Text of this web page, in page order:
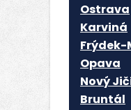
Ostrava
Karviná
Frýdek-
Opava
Nový
Bruntál